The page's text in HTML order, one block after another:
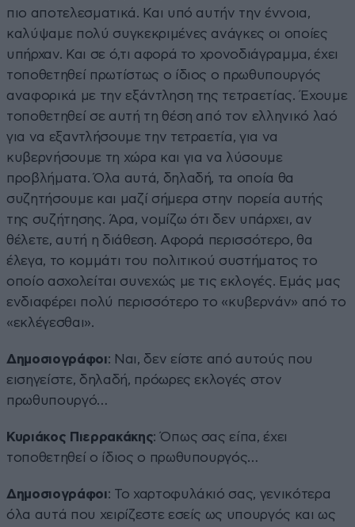
πιο αποτελεσματικά. Και υπό αυτήν την έννοια,
καλύψαμε πολύ συγκεκριμένες ανάγκες οι οποίες
υπήρχαν. Και σε ό,τι αφορά το χρονοδιάγραμμα, έχει
τοποθετηθεί πρωτίστως ο ίδιος ο πρωθυπουργός
αναφορικά με την εξάντληση της τετραετίας. Έχουμε
τοποθετηθεί σε αυτή τη θέση από τον ελληνικό λαό
για να εξαντλήσουμε την τετραετία, για να
κυβερνήσουμε τη χώρα και για να λύσουμε
προβλήματα. Όλα αυτά, δηλαδή, τα οποία θα
συζητήσουμε και μαζί σήμερα στην πορεία αυτής
της συζήτησης. Άρα, νομίζω ότι δεν υπάρχει, αν
θέλετε, αυτή η διάθεση. Αφορά περισσότερο, θα
έλεγα, το κομμάτι του πολιτικού συστήματος το
οποίο ασχολείται συνεχώς με τις εκλογές. Εμάς μας
ενδιαφέρει πολύ περισσότερο το «κυβερνάν» από το
«εκλέγεσθαι».
Δημοσιογράφοι: Ναι, δεν είστε από αυτούς που
εισηγείστε, δηλαδή, πρόωρες εκλογές στον
πρωθυπουργό…
Κυριάκος Πιερρακάκης: Όπως σας είπα, έχει
τοποθετηθεί ο ίδιος ο πρωθυπουργός…
Δημοσιογράφοι: Το χαρτοφυλάκιό σας, γενικότερα
όλα αυτά που χειρίζεστε εσείς ως υπουργός και ως